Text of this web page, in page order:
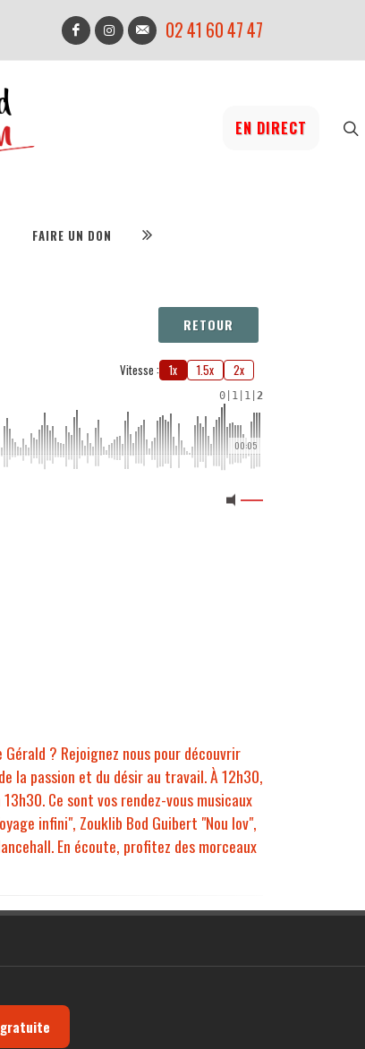
02 41 60 47 47
EN DIRECT
FAIRE UN DON
RETOUR
Vitesse : 1x 1.5x 2x
0 1 1 2
00:05
? Rejoignez nous pour découvrir
la passion et du désir au travail. À 12h30,
Ce sont vos rendez-vous musicaux
infini", Zouklib Bod Guibert "Nou lov",
En écoute, profitez des morceaux